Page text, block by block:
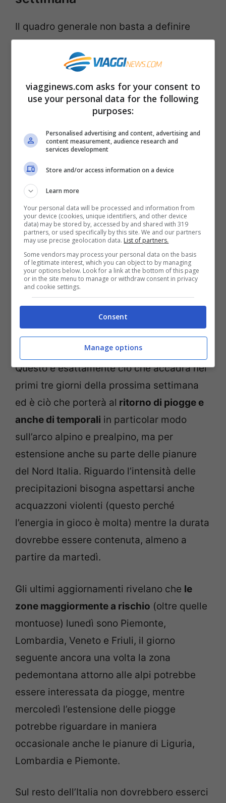
Il quadro generale non basta a definire
l’andamento climatico delle singole
giornate o delle singole parti di esse. Se è
permetteuna maggiore stabilità meteo
rispetto alle settimane precedenti, questo
non implica che alcune correnti fredde o
alcuni impulsi perturbati non possano
lambire i nostri confini.
Quando e dove pioverà in Italia all’inizio della prossima
settimana – viagginews.com
Questo è esattamente ciò che accadrà nei
primi tre giorni della prossima settimana
ed è ciò che porterà al ritorno di piogge e
anche di temporali in particolar modo
sull’arco alpino e prealpino, ma per
estensione anche su parte delle pianure
del Nord Italia. Riguardo l’intensità delle
precipitazioni bisogna aspettarsi anche
acquazzoni violenti (questo perché
l’energia in gioco è molta) mentre la durata
dovrebbe essere contenuta, almeno a
partire da martedì.
Gli ultimi aggiornamenti rivelano che le
zone maggiormente a rischio (oltre quelle
montuose) lunedì sono Piemonte,
Lombardia, Veneto e Friuli, il giorno
seguente ancora una volta la zona
pedemontana attorno alle alpi potrebbe
essere interessata da piogge, mentre
mercoledì l’estensione delle piogge
potrebbe riguardare in maniera
occasionale anche le pianure di Liguria,
Lombardia e Piemonte.
Sul resto dell’Italia non dovrebbero esserci
viagginews.com asks for your consent to
use your personal data for the following
purposes:
Personalised advertising and content, advertising and
content measurement, audience research and
services development
Store and/or access information on a device
Learn more
Your personal data will be processed and information from
your device (cookies, unique identifiers, and other device
data) may be stored by, accessed by and shared with 319
partners, or used specifically by this site. We and our partners
may use precise geolocation data. List of partners.
Some vendors may process your personal data on the basis
of legitimate interest, which you can object to by managing
your options below. Look for a link at the bottom of this page
or in the site menu to manage or withdraw consent in privacy
and cookie settings.
Consent
Manage options